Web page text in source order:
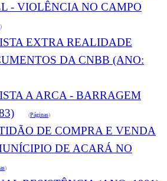
- VIOLÊNCIA NO CAMPO
)
EXTRA REALIDADE
DA CNBB (ANO:
A ARCA - BARRAGEM
(Páginas)
DE COMPRA E VENDA
DE ACARÁ NO
)